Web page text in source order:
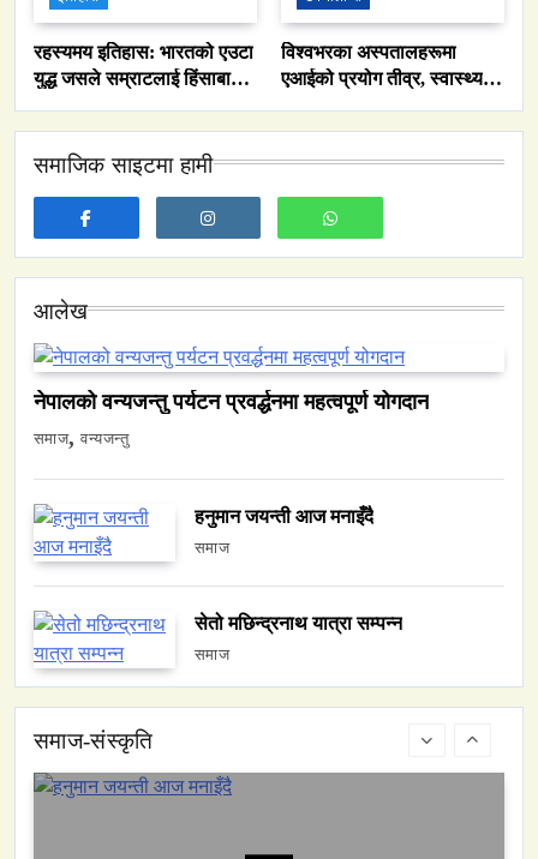
रहस्यमय इतिहास: भारतको एउटा
युद्ध जसले सम्राटलाई हिंसाबाट
विश्वभरका अस्पतालहरूमा
एआईको प्रयोग तीव्र, स्वास्थ्य
समाजिक साइटमा हामी
आलेख
नेपालको वन्यजन्तु पर्यटन प्रवर्द्धनमा महत्वपूर्ण योगदान
समाज वन्यजन्तु
हनुमान जयन्ती आज मनाइँदै
समाज
सेतो मछिन्द्रनाथ यात्रा सम्पन्न
समाज
समाज-संस्कृति
नेपालमा युनिफिकेशन चर्चको सम्बन्ध उजागर
February 27, 2026
वन्यजन्तु वातावरण
नेपालको वन्यजन्तु पर्यटन प्रवर्द्धनमा महत्वपूर्ण योगदान
हनुमान जयन्ती आज मनाइँदै